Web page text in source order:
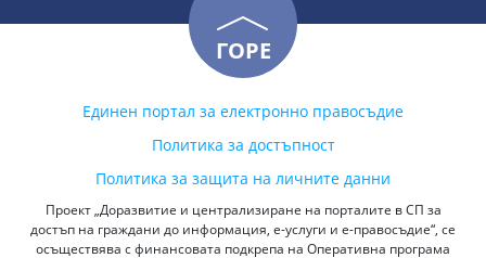
ГОРЕ
Единен портал за електронно правосъдие
Политика за достъпност
Политика за защита на личните данни
Проект „Доразвитие и централизиране на порталите в СП за
достъп на граждани до информация, е-услуги и е-правосъдие“, се
осъществява с финансовата подкрепа на Оперативна програма